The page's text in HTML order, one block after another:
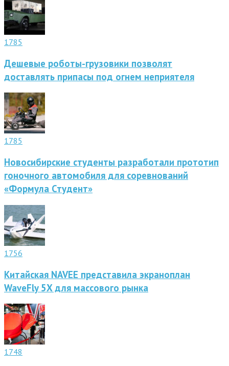
1785
Дешевые роботы-грузовики позволят
доставлять припасы под огнем неприятеля
1785
Новосибирские студенты разработали прототип
гоночного автомобиля для соревнований
«Формула Студент»
1756
Китайская NAVEE представила экраноплан
WaveFly 5X для массового рынка
1748